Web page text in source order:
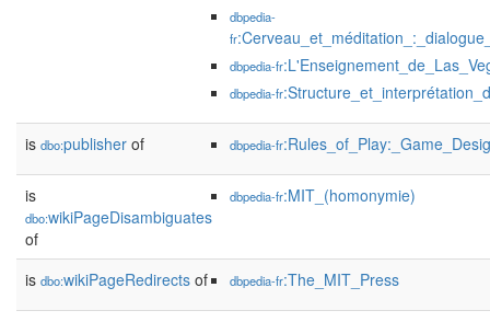
dbpedia-
fr
dbpedia-fr
dbpedia-fr
is dbo:publisher of dbpedia-fr
is
dbo:wikiPageDisambiguates
of
dbpedia-fr:MIT_(homonymie)
is dbo:wikiPageRedirects of dbpedia-fr:The_MIT_Press